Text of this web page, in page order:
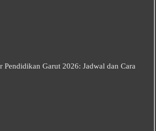
Pendidikan Garut 2026: Jadwal dan Cara